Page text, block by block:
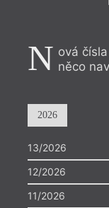
N ová
něco
2026
13/2026
12/2026
11/2026